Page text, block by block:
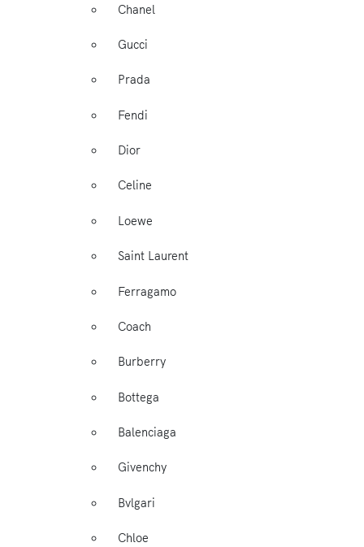
Chanel
Gucci
Prada
Fendi
Dior
Celine
Loewe
Saint Laurent
Ferragamo
Coach
Burberry
Bottega
Balenciaga
Givenchy
Bvlgari
Chloe